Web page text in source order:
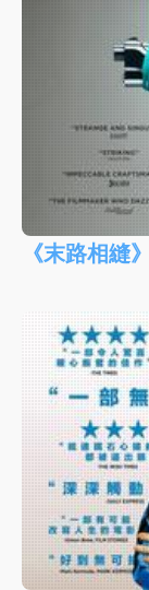
《末路相縫